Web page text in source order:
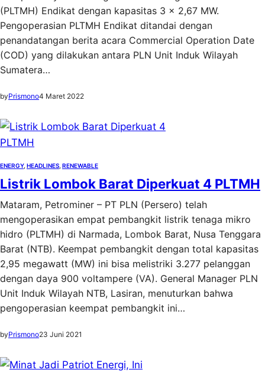
(PLTMH) Endikat dengan kapasitas 3 x 2,67 MW.
Pengoperasian PLTMH Endikat ditandai dengan
penandatangan berita acara Commercial Operation Date
(COD) yang dilakukan antara PLN Unit Induk Wilayah
Sumatera…
byPrismono4 Maret 2022
ENERGY, HEADLINES RENEWABLE
Listrik Lombok Barat Diperkuat 4 PLTMH
Mataram, Petrominer – PT PLN (Persero) telah
mengoperasikan empat pembangkit listrik tenaga mikro
hidro (PLTMH) di Narmada, Lombok Barat, Nusa Tenggara
Barat (NTB). Keempat pembangkit dengan total kapasitas
2,95 megawatt (MW) ini bisa melistriki 3.277 pelanggan
dengan daya 900 voltampere (VA). General Manager PLN
Unit Induk Wilayah NTB, Lasiran, menuturkan bahwa
pengoperasian keempat pembangkit ini…
byPrismono23 Juni 2021